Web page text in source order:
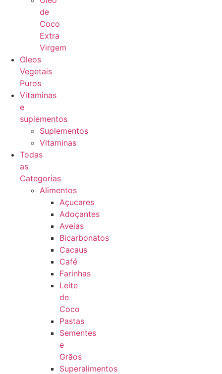
de
Coco
Extra
Virgem
Oleos
Vegetais
Puros
Vitaminas
e
suplementos
Suplementos
Vitaminas
Todas
as
Categorias
Alimentos
Açucares
Adoçantes
Aveias
Bicarbonatos
Cacaus
Café
Farinhas
Leite
de
Coco
Pastas
Sementes
e
Grãos
Superalimentos